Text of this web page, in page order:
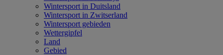
Wintersport in Duitsland
Wintersport in Zwitserland
Wintersport gebieden
Wettergipfel
Land
Gebied